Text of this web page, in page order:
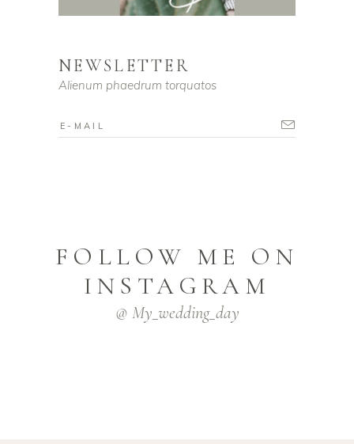
NEWSLETTER
Alienum phaedrum torquatos
FOLLOW ME ON
INSTAGRAM
@ My_wedding_day